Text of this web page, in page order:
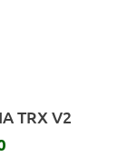
TRX V2